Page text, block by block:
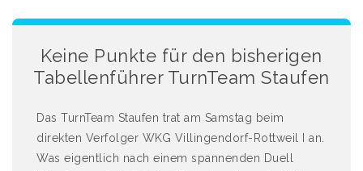
Keine Punkte für den bisherigen
Tabellenführer TurnTeam Staufen
Das TurnTeam Staufen trat am Samstag beim
direkten Verfolger WKG Villingendorf-Rottweil I an.
Was eigentlich nach einem spannenden Duell